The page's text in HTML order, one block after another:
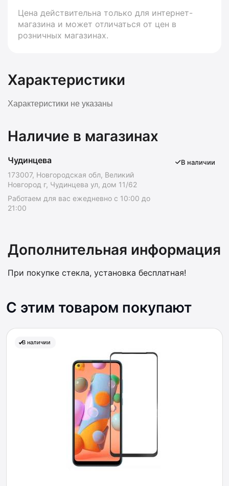
Цена действительна только для интернет-
магазина и может отличаться от цен в
розничных магазинах.
Характеристики
Характеристики не указаны
Наличие в магазинах
Чудинцева
173007, Новгородская обл, Великий
Новгород г, Чудинцева ул, дом 11/62
Работаем для вас ежедневно с 10:00 до
21:00
В наличии
Дополнительная информация
При покупке стекла, установка бесплатная!
С этим товаром покупают
В наличии